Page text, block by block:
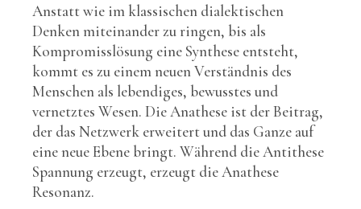
Anstatt wie im klassischen dialektischen
Denken miteinander zu ringen, bis als
Kompromisslösung eine Synthese entsteht,
kommt es zu einem neuen Verständnis des
Menschen als lebendiges, bewusstes und
vernetztes Wesen. Die Anathese ist der Beitrag,
der das Netzwerk erweitert und das Ganze auf
eine neue Ebene bringt. Während die Antithese
Spannung erzeugt, erzeugt die Anathese
Resonanz.